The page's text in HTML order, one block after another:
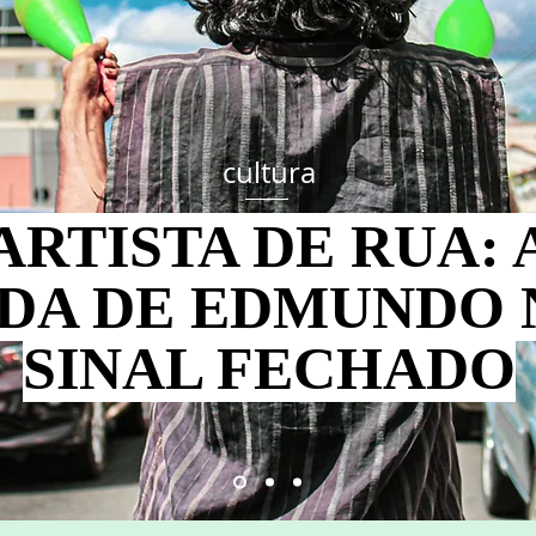
cultura
DE RUA:
DE EDMUNDO
SINAL FECHADO